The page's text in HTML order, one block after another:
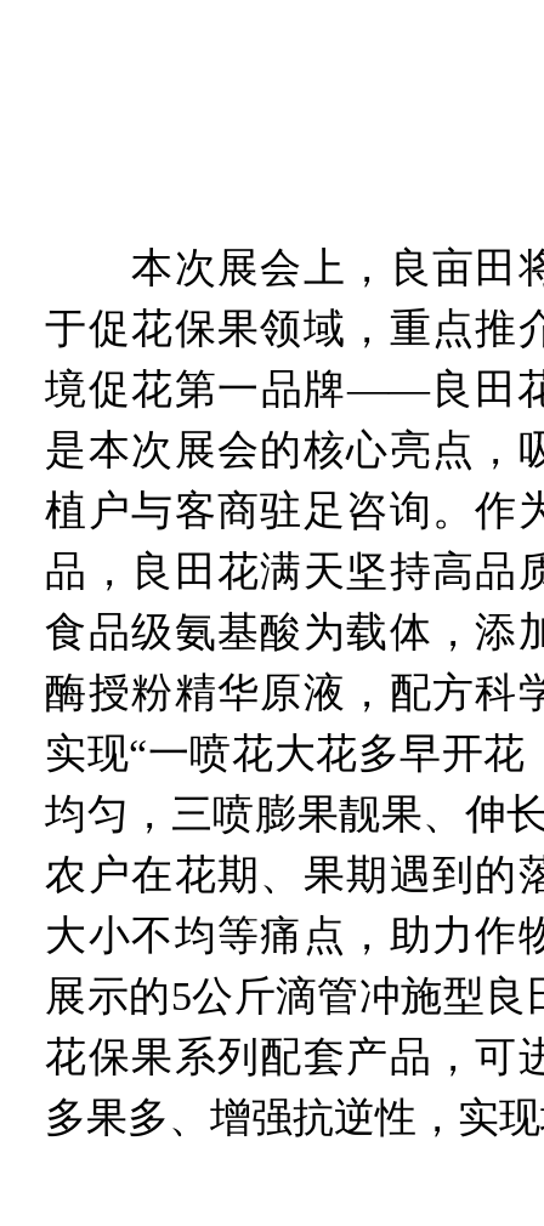
本次展会上，良亩田
于促花保果领域，重点推
境促花第一品牌——良田
是本次展会的核心亮点，
植户与客商驻足咨询。作
品，良田花满天坚持高品
食品级氨基酸为载体，添
酶授粉精华原液，配方科
实现“一喷花大花多早开花
均匀，三喷膨果靓果、伸
农户在花期、果期遇到的
大小不均等痛点，助力作
展示的5公斤滴管冲施型
花保果系列配套产品，可
多果多、增强抗逆性，实